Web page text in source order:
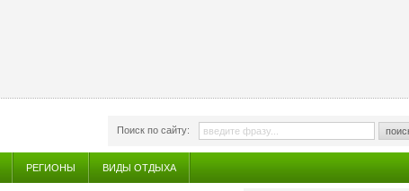
Поиск по сайту:
РЕГИОНЫ ВИДЫ ОТДЫХА